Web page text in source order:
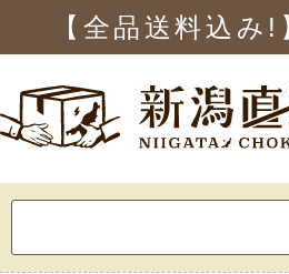
【全品送料込み
索: